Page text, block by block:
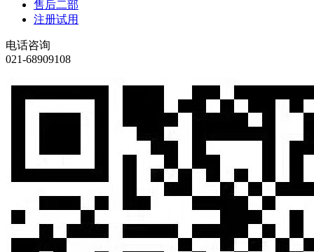
售后二部
注册试用
电话咨询
021-68909108